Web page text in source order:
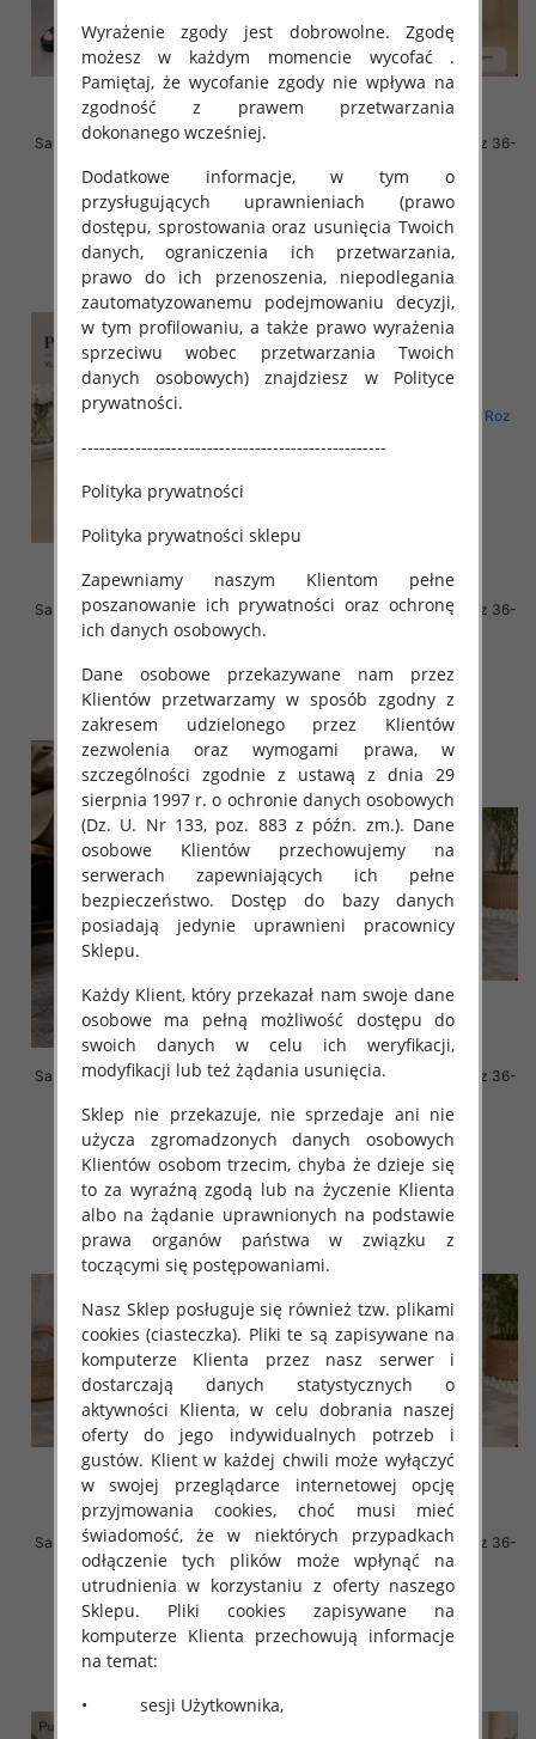
Sandały płaskie damskie Roz 36-
58.00 zł
szczegóły
Sandały płaskie damskie Roz 36-
58.00 zł
szczegóły
Sandały płaskie damskie Roz 36-
41 / 8 par
58.00 zł
szczegóły
Sandały płaskie damskie Roz 36-
56.00 zł
szczegóły
Sandały płaskie damskie Roz 36-
56.00 zł
szczegóły
Sandały płaskie damskie Roz 36-
50.00 zł
szczegóły
Sandały płaskie damskie Roz 36-
41 / 8 par
50.00 zł
szczegóły
Sandały płaskie damskie Roz 36-
41 / 8 par
50.00 zł
szczegóły
Wyrażenie zgody jest dobrowolne. Zgodę
możesz w każdym momencie wycofać .
Pamiętaj, że wycofanie zgody nie wpływa na
zgodność z prawem przetwarzania
dokonanego wcześniej.
Dodatkowe informacje, w tym o
przysługujących uprawnieniach (prawo
dostępu, sprostowania oraz usunięcia Twoich
danych, ograniczenia ich przetwarzania,
prawo do ich przenoszenia, niepodlegania
zautomatyzowanemu podejmowaniu decyzji,
w tym profilowaniu, a także prawo wyrażenia
sprzeciwu wobec przetwarzania Twoich
danych osobowych) znajdziesz w Polityce
prywatności.
---------------------------------------------------
Polityka prywatności
Polityka prywatności sklepu
Zapewniamy naszym Klientom pełne
poszanowanie ich prywatności oraz ochronę
ich danych osobowych.
Dane osobowe przekazywane nam przez
Klientów przetwarzamy w sposób zgodny z
zakresem udzielonego przez Klientów
zezwolenia oraz wymogami prawa, w
szczególności zgodnie z ustawą z dnia 29
sierpnia 1997 r. o ochronie danych osobowych
(Dz. U. Nr 133, poz. 883 z późn. zm.). Dane
osobowe Klientów przechowujemy na
serwerach zapewniających ich pełne
bezpieczeństwo. Dostęp do bazy danych
posiadają jedynie uprawnieni pracownicy
Sklepu.
Każdy Klient, który przekazał nam swoje dane
osobowe ma pełną możliwość dostępu do
swoich danych w celu ich weryfikacji,
modyfikacji lub też żądania usunięcia.
Sklep nie przekazuje, nie sprzedaje ani nie
użycza zgromadzonych danych osobowych
Klientów osobom trzecim, chyba że dzieje się
to za wyraźną zgodą lub na życzenie Klienta
albo na żądanie uprawnionych na podstawie
prawa organów państwa w związku z
toczącymi się postępowaniami.
Nasz Sklep posługuje się również tzw. plikami
cookies (ciasteczka). Pliki te są zapisywane na
komputerze Klienta przez nasz serwer i
dostarczają danych statystycznych o
aktywności Klienta, w celu dobrania naszej
oferty do jego indywidualnych potrzeb i
gustów. Klient w każdej chwili może wyłączyć
w swojej przeglądarce internetowej opcję
przyjmowania cookies, choć musi mieć
świadomość, że w niektórych przypadkach
odłączenie tych plików może wpłynąć na
utrudnienia w korzystaniu z oferty naszego
Sklepu. Pliki cookies zapisywane na
komputerze Klienta przechowują informacje
na temat:
• sesji Użytkownika,